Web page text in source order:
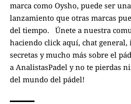
marca como Oysho, puede ser
lanzamiento que otras marcas
del tiempo. Únete a nuestra
haciendo click aquí, chat
secretas y mucho más sobre el
a AnalistasPadel y no te pierdas
del mundo del pádel!